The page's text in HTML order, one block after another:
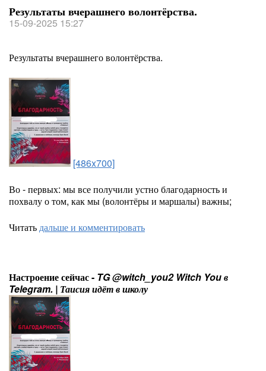
Результаты вчерашнего волонтёрства.
15-09-2025 15:27
Результаты вчерашнего волонтёрства.
[486x700]
Во - первых: мы все получили устно благодарность и
похвалу о том, как мы (волонтёры и маршалы) важны;
Читатьдальше и комментировать
Настроение сейчас - TG @witch_you2 Witch You в
Telegram. | Таисия идёт в школу